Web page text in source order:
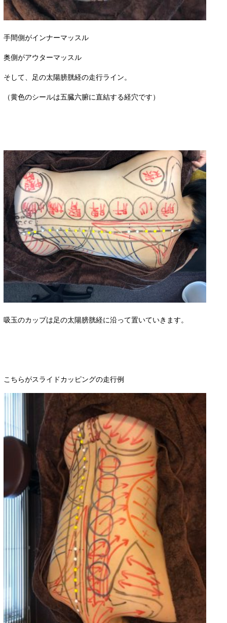
手間側がインナーマッスル
奥側がアウターマッスル
そして、足の太陽膀胱経の走行ライン。
（黄色のシールは五臓六腑に直結する経穴です）
吸玉のカップは足の太陽膀胱経に沿って置いていきます。
こちらがスライドカッピングの走行例